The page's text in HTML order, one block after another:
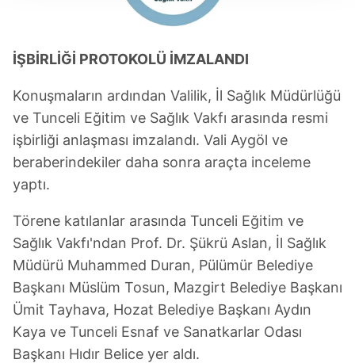
takdirde, kullanıcılara hedefli reklamlar
Sizlere daha iyi bir hizmet sunabilmek için İnternet
Sitemizde kendimize ve üçüncü kişilere ait çerezler
kullanılmaktadır. Bu çerezler vasıtasıyla çeşitli kişisel
verileriniz işlenmekte olup gerekli olan çerezler bilgi
toplumu hizmetlerinin sunulması amacıyla
kullanılmaktadır. Diğer çerezler, sitemizin daha işlevsel
kılınması ve kişiselleştirilmesi ve sizlere yönelik
sınırlı olarak açık rızanız dahilinde kullanılacaktır.
Çerezlere ilişkin tercihlerinizi aşağıda yer alan panel
vasıtasıyla belirleyebilirsiniz. Çerezlere ilişkin detaylı bilgi
için Ayarlar butonuna tıklayabilir,Çerez Bilgilendirme
Metnimiziziyaret edebilirsiniz.
6698 sayılı Kişisel Verilerin Korunması Kanunu uyarınca
İŞBİRLİĞİ PROTOKOLÜ İMZALANDI
Konuşmaların ardından Valilik, İl Sağlık Müdürlüğü
ve Tunceli Eğitim ve Sağlık Vakfı arasında resmi
işbirliği anlaşması imzalandı. Vali Aygöl ve
beraberindekiler daha sonra araçta inceleme
yaptı.
Törene katılanlar arasında Tunceli Eğitim ve
Sağlık Vakfı'ndan Prof. Dr. Şükrü Aslan, İl Sağlık
Müdürü Muhammed Duran, Pülümür Belediye
Başkanı Müslüm Tosun, Mazgirt Belediye Başkanı
Ümit Tayhava, Hozat Belediye Başkanı Aydın
Kaya ve Tunceli Esnaf ve Sanatkarlar Odası
Başkanı Hıdır Belice yer aldı.